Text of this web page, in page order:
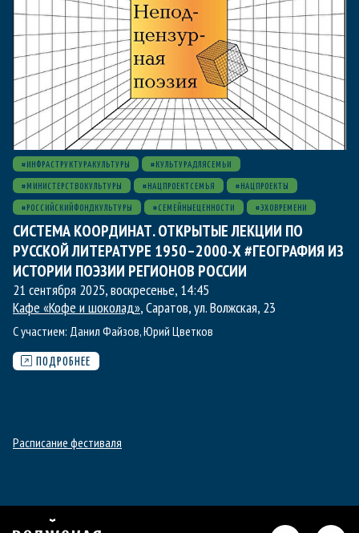
#ИНФРАСТРУКТУРАКУЛЬТУРЫ #КУЛЬТУРАДЛЯСЕМЬИ
#МИНИСТЕРСТВОКУЛЬТУРЫ #НАЦПРОЕКТСЕМЬЯ #НАЦПРОЕКТЫ
#РОССИЙСКИЙФОНДКУЛЬТУРЫ #СЕМЕЙНЫЕЦЕННОСТИ #ЭХОВРЕМЕНИ
СИСТЕМА КООРДИНАТ. ОТКРЫТЫЕ ЛЕКЦИИ ПО
РУССКОЙ ЛИТЕРАТУРЕ 1950–2000-Х #ГЕОГРАФИЯ ИЗ
ИСТОРИИ ПОЭЗИИ РЕГИОНОВ РОССИИ
21 сентября 2025, воскресенье, 14:45
Кафе «Кофе и шоколад», Саратов, ул. Волжская, 23
С участием: Данил Файзов,Юрий Цветков
ПОДРОБНЕЕ
Расписание фестиваля